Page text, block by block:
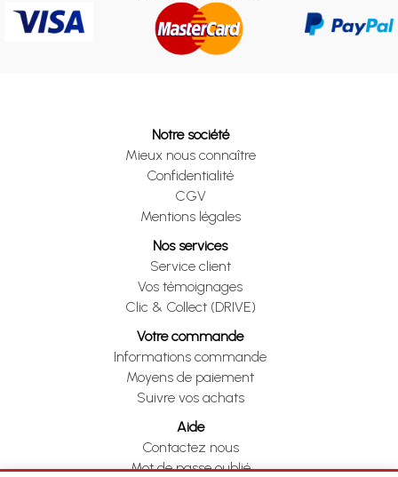
Notre société
Mieux nous connaître
Confidentialité
CGV
Mentions légales
Nos services
Service client
Vos témoignages
Clic & Collect (DRIVE)
Votre commande
Informations commande
Moyens de paiement
Suivre vos achats
Aide
Contactez nous
Mot de passe oublié